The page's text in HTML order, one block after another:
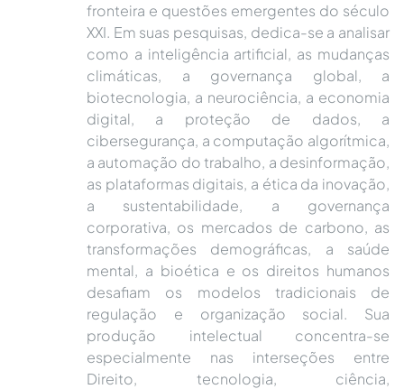
fronteira e questões emergentes do século
XXI. Em suas pesquisas, dedica-se a analisar
como a inteligência artificial, as mudanças
climáticas, a governança global, a
biotecnologia, a neurociência, a economia
digital, a proteção de dados, a
cibersegurança, a computação algorítmica,
a automação do trabalho, a desinformação,
as plataformas digitais, a ética da inovação,
a sustentabilidade, a governança
corporativa, os mercados de carbono, as
transformações demográficas, a saúde
mental, a bioética e os direitos humanos
desafiam os modelos tradicionais de
regulação e organização social. Sua
produção intelectual concentra-se
especialmente nas interseções entre
Direito, tecnologia, ciência,